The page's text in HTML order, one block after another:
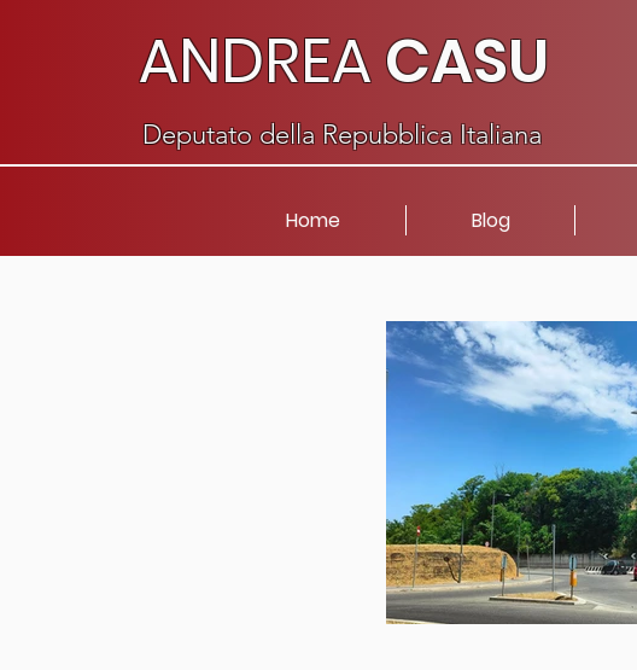
ANDREACASU
Deputato della Repubblica Italiana
Home Blog